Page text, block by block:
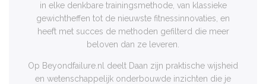
in elke denkbare trainingsmethode, van klassieke
gewichtheffen tot de nieuwste fitnessinnovaties, en
heeft met succes de methoden gefilterd die meer
beloven dan ze leveren.
Op Beyondfailure.nl deelt Daan zijn praktische wijsheid
en wetenschappelijk onderbouwde inzichten die je